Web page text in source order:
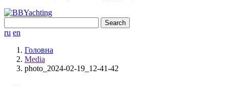
for:
ru en
Головна
Media
photo_2024-02-19_12-41-42